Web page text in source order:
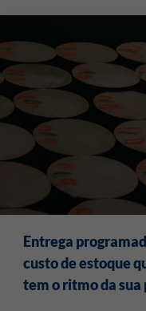
Entrega
custo de estoque
tem o ritmo da sua